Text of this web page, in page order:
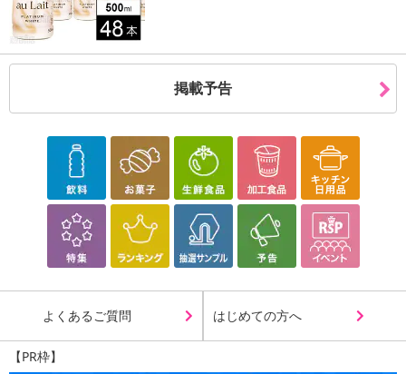
掲載予告
よくあるご質問 はじめての方へ
【PR枠】